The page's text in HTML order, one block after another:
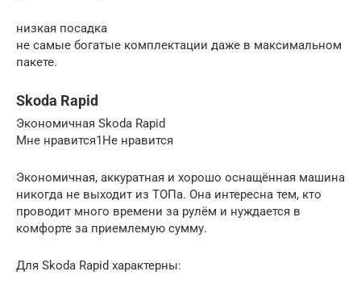
низкая посадка
не самые богатые комплектации даже в максимальном
пакете.
Skoda Rapid
Экономичная Skoda Rapid
Мне нравится1Не нравится
Экономичная, аккуратная и хорошо оснащённая машина
никогда не выходит из ТОПа. Она интересна тем, кто
проводит много времени за рулём и нуждается в
комфорте за приемлемую сумму.
Для Skoda Rapid характерны: